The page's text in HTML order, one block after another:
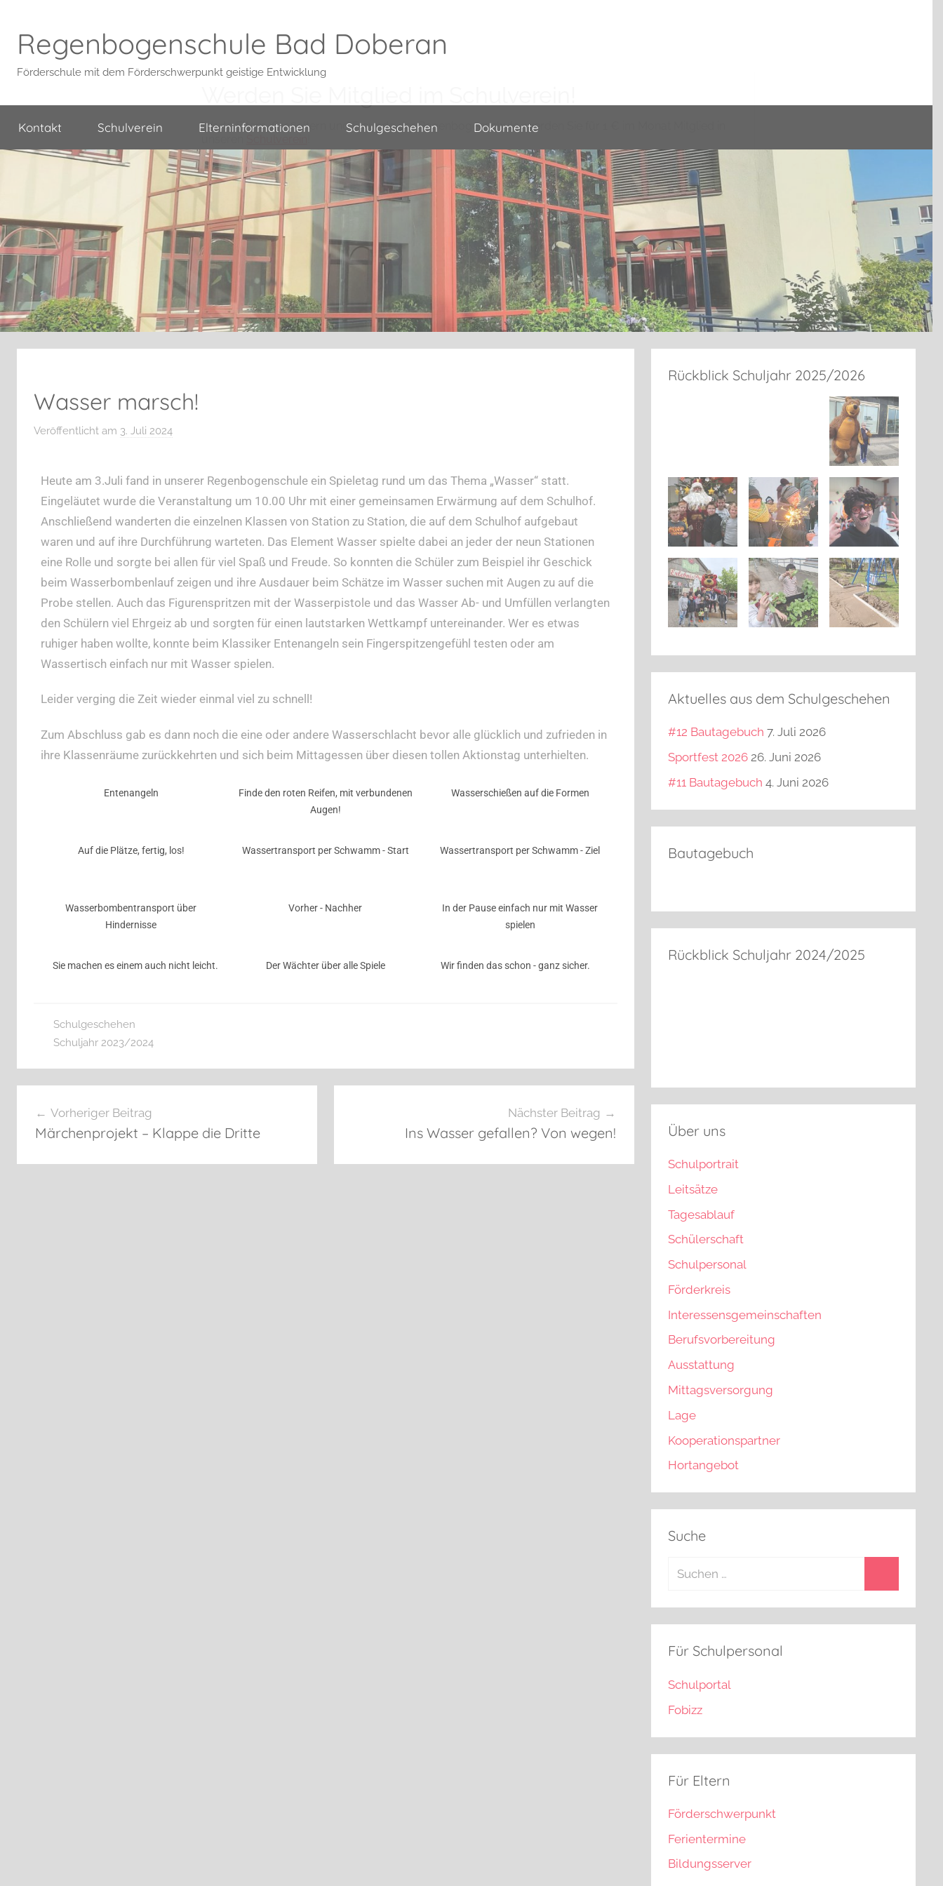
Regenbogenschule Bad Doberan
Förderschule mit dem Förderschwerpunkt geistige Entwicklung
Kontakt Schulverein Elterninformationen Schulgeschehen Dokumente
Wasser marsch!
Veröffentlicht am 3. Juli 2024
H
.
R
.
Heute am 3.Juli fand in unserer Regenbogenschule ein Spieletag rund um das Thema „Wasser“ statt.
Eingeläutet wurde die Veranstaltung um 10.00 Uhr mit einer gemeinsamen Erwärmung auf dem Schulhof.
Anschließend wanderten die einzelnen Klassen von Station zu Station, die auf dem Schulhof aufgebaut
waren und auf ihre Durchführung warteten. Das Element Wasser spielte dabei an jeder der neun Stationen
eine Rolle und sorgte bei allen für viel Spaß und Freude. So konnten die Schüler zum Beispiel ihr Geschick
beim Wasserbombenlauf zeigen und ihre Ausdauer beim Schätze im Wasser suchen mit Augen zu auf die
Probe stellen. Auch das Figurenspritzen mit der Wasserpistole und das Wasser Ab- und Umfüllen verlangten
den Schülern viel Ehrgeiz ab und sorgten für einen lautstarken Wettkampf untereinander. Wer es etwas
ruhiger haben wollte, konnte beim Klassiker Entenangeln sein Fingerspitzengefühl testen oder am
Wassertisch einfach nur mit Wasser spielen.
Leider verging die Zeit wieder einmal viel zu schnell!
Zum Abschluss gab es dann noch die eine oder andere Wasserschlacht bevor alle glücklich und zufrieden in
ihre Klassenräume zurückkehrten und sich beim Mittagessen über diesen tollen Aktionstag unterhielten.
Entenangeln
Finde den roten Reifen, mit verbundenen
Augen!
Wasserschießen auf die Formen
Auf die Plätze, fertig, los! Wassertransport per Schwamm - Start Wassertransport per Schwamm - Ziel
Wasserbombentransport über
Hindernisse
Vorher - Nachher
In der Pause einfach nur mit Wasser
spielen
Sie machen es einem auch nicht leicht. Der Wächter über alle Spiele Wir finden das schon - ganz sicher.
Schulgeschehen
Schuljahr 2023/2024
Vorheriger Beitrag
Märchenprojekt – Klappe die Dritte
Nächster Beitrag
Ins Wasser gefallen? Von wegen!
Rückblick Schuljahr 2025/2026
Aktuelles aus dem Schulgeschehen
#12 Bautagebuch 7. Juli 2026
Sportfest 2026 26. Juni 2026
#11 Bautagebuch 4. Juni 2026
Bautagebuch
Rückblick Schuljahr 2024/2025
Über uns
Schulportrait
Leitsätze
Tagesablauf
Schülerschaft
Schulpersonal
Förderkreis
Interessensgemeinschaften
Berufsvorbereitung
Ausstattung
Mittagsversorgung
Lage
Kooperationspartner
Hortangebot
Suche
Für Schulpersonal
Schulportal
Fobizz
Für Eltern
Förderschwerpunkt
Ferientermine
Bildungsserver
Werte Eltern, Großeltern und Freunde der Regenbogenschule, werden Sie für 1 € im Monat Mitglied in